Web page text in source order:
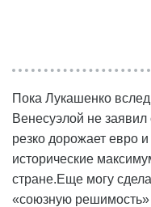
Пока Лукашенко
Венесуэлой не
резко дорожает евро
исторические
стране.Еще могу
«союзную